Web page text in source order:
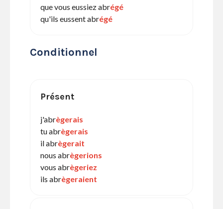
que vous eussiez abrégé
qu'ils eussent abrégé
Conditionnel
Présent
j'abrègerais
tu abrègerais
il abrègerait
nous abrègerions
vous abrègeriez
ils abrègeraient